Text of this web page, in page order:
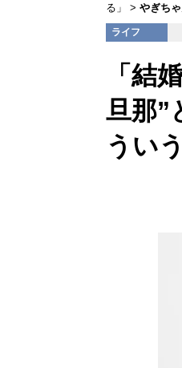
る」
やぎち
ライフ
「結
旦那”
うい